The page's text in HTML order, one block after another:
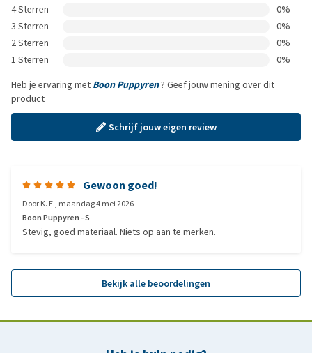
4 Sterren
0%
3 Sterren
0%
2 Sterren
0%
1 Sterren
0%
Heb je ervaring met Boon Puppyren? Geef jouw mening over dit
product
Schrijf jouw eigen review
Gewoon goed!
DoorK. E., maandag 4 mei 2026
Boon Puppyren - S
Stevig, goed materiaal. Niets op aan te merken.
Bekijk alle beoordelingen